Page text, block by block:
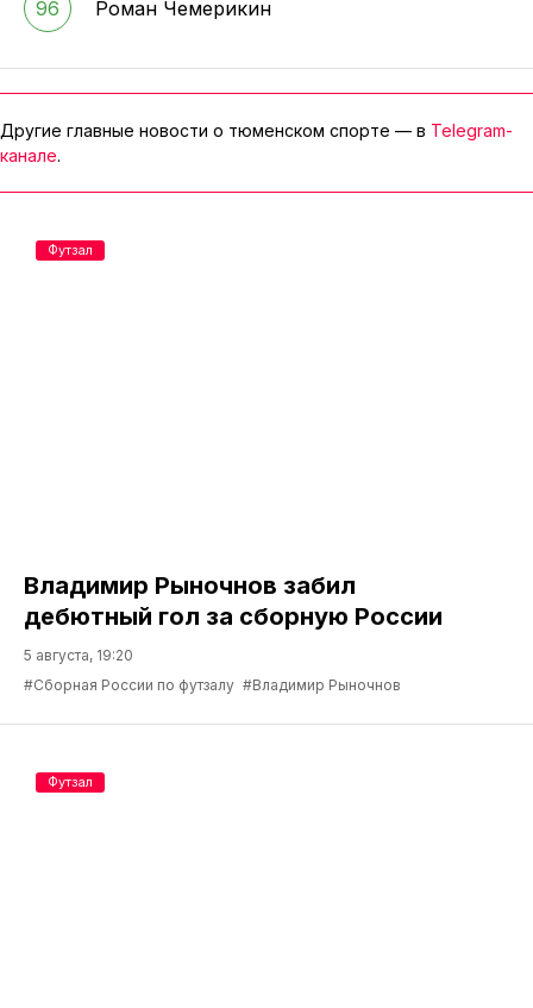
96 Роман Чемерикин
Другие главные новости о тюменском спорте — в Telegram-
канале.
Владимир Рыночнов забил
дебютный гол за сборную России
5 августа, 19:20
#Сборная России по футзалу #Владимир Рыночнов
Футзал
Футзал